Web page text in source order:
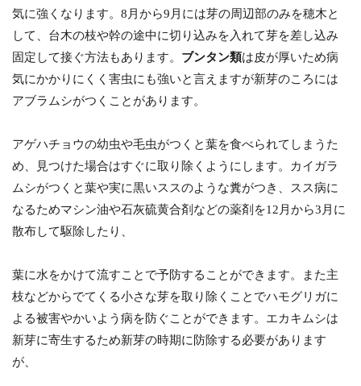
気に強くなります。8月から9月には芽の周辺部のみを穂木と
して、台木の枝や幹の途中に切り込みを入れて芽を差し込み
固定して接ぐ方法もあります。 ブンタン類は皮が厚いため病
気にかかりにくく害虫にも強いと言えますが新芽のころには
アブラムシがつくことがあります。
アゲハチョウの幼虫や毛虫がつくと葉を食べられてしまうた
め、見つけた場合はすぐに取り除くようにします。カイガラ
ムシがつくと葉や実に黒いススのような糞がつき、スス病に
なるためマシン油や石灰硫黄合剤などの薬剤を12月から3月に
散布して駆除したり、
葉に水をかけて流すことで予防することができます。また主
枝などからでてくる小さな芽を取り除くことでハモグリガに
よる被害やかいよう病を防ぐことができます。エカキムシは
新芽に寄生するため新芽の時期に防除する必要があります
が、